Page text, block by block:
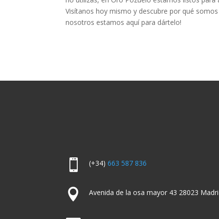
Visítanos hoy mismo y descubre por qué
nosotros estamos aquí para dártelo!
 (+34) 663 587 836
 Avenida de la osa mayor 43 28023